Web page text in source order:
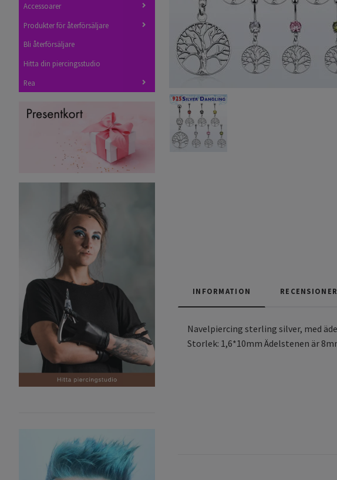
Accessoarer
Produkter för återförsäljare
Bli återförsäljare
Hitta din piercingsstudio
Rea
INFORMATION RECENSIONER
Navelpiercing sterling silver, med
Storlek: 1,6*10mm Ädelstenen är